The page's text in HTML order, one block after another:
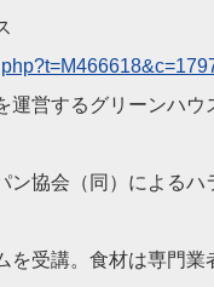
運営するグリーンハウ
ン協会（同）によるハ
を受講。食材は専門業